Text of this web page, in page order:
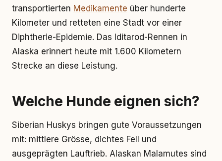
transportierten Medikamente über hunderte
Kilometer und retteten eine Stadt vor einer
Diphtherie-Epidemie. Das Iditarod-Rennen in
Alaska erinnert heute mit 1.600 Kilometern
Strecke an diese Leistung.
Welche Hunde eignen sich?
Siberian Huskys bringen gute Voraussetzungen
mit: mittlere Grösse, dichtes Fell und
ausgeprägten Lauftrieb. Alaskan Malamutes sind